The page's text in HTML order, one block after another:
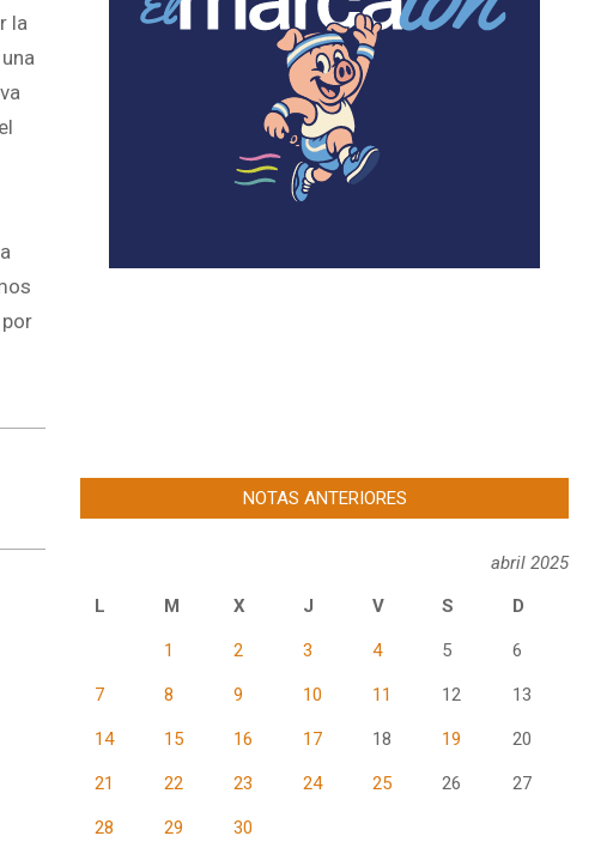
la
NOTAS ANTERIORES
abril 2025
L
M X J V S D
1 2 3 4 5 6
7 8 9 10 11 12 13
14 15 16 17 18 19 20
21 22 23 24 25 26 27
28 29 30